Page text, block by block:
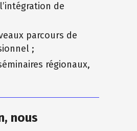
de
parcours de
;
régionaux,
nous